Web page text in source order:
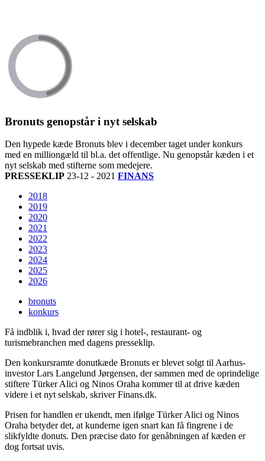
Bronuts genopstår i nyt selskab
Den hypede kæde Bronuts blev i december taget under konkurs
med en milliongæld til bl.a. det offentlige. Nu genopstår kæden i et
nyt selskab med stifterne som medejere.
PRESSEKLIP 23-12 - 2021 FINANS
2018
2019
2020
2021
2022
2023
2024
2025
2026
bronuts
konkurs
Få indblik i, hvad der rører sig i hotel-, restaurant- og
turismebranchen med dagens presseklip.
Den konkursramte donutkæde Bronuts er blevet solgt til Aarhus-
investor Lars Langelund Jørgensen, der sammen med de oprindelige
stiftere Türker Alici og Ninos Oraha kommer til at drive kæden
videre i et nyt selskab, skriver Finans.dk.
Prisen for handlen er ukendt, men ifølge Türker Alici og Ninos
Oraha betyder det, at kunderne igen snart kan få fingrene i de
slikfyldte donuts. Den præcise dato for genåbningen af kæden er
dog fortsat uvis.